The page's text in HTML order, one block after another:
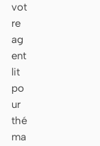
vot
re
ag
ent
lit
po
ur
thé
ma